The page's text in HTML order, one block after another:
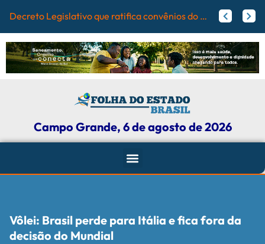
Campo Grande Papy trabalha para melhorar pistas de skate com participação ativa de esportistas da CapitalAgosto Lilás: Maicon Nogueira fortalece a defesa das mulheres com leis e projetos de proteção em Campo Grande
Campo Grande, 6 de agosto de 2026
Vôlei: Brasil perde para Itália e fica fora da
decisão do Mundial